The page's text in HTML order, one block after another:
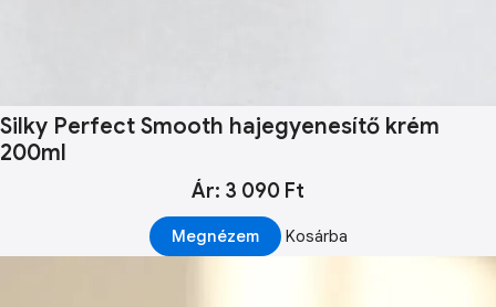
Silky Perfect Smooth hajegyenesítő krém
200ml
Ár: 3 090 Ft
Megnézem Kosárba